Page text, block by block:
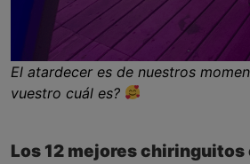
El atardecer es de nuestros
vuestro cuál es?
Los 12 mejores chiringuitos